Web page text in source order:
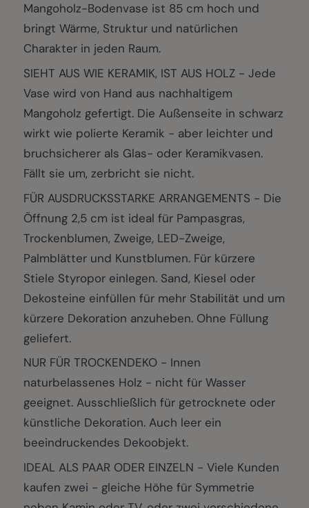
Mangoholz-Bodenvase ist 85 cm hoch und
bringt Wärme, Struktur und natürlichen
Charakter in jeden Raum.
SIEHT AUS WIE KERAMIK, IST AUS HOLZ - Jede
Vase wird von Hand aus nachhaltigem
Mangoholz gefertigt. Die Außenseite in schwarz
wirkt wie polierte Keramik - aber leichter und
bruchsicherer als Glas- oder Keramikvasen.
Fällt sie um, zerbricht sie nicht.
FÜR AUSDRUCKSSTARKE ARRANGEMENTS - Die
Öffnung 2,5 cm ist ideal für Pampasgras,
Trockenblumen, Zweige, LED-Zweige,
Palmblätter und Kunstblumen. Für kürzere
Stiele Styropor einlegen. Sand, Kiesel oder
Dekosteine einfüllen für mehr Stabilität und um
kürzere Dekoration anzuheben. Ohne Füllung
geliefert.
NUR FÜR TROCKENDEKO - Innen
naturbelassenes Holz - nicht für Wasser
geeignet. Ausschließlich für getrocknete oder
künstliche Dekoration. Auch leer ein
beeindruckendes Dekoobjekt.
IDEAL ALS PAAR ODER EINZELN - Viele Kunden
kaufen zwei - gleiche Höhe für Symmetrie